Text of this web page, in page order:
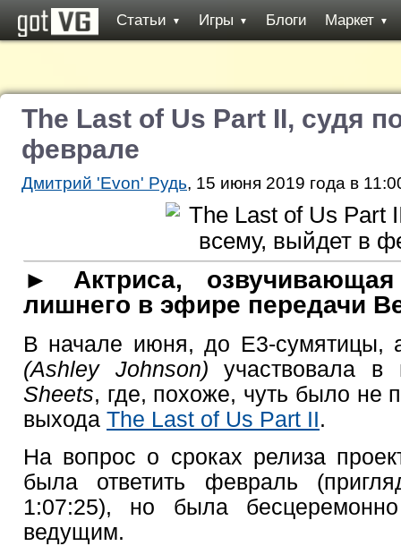
Статьи ▼ Игры ▼ Блоги Маркет ▼
The Last of Us Part II, судя
феврале
Дмитрий 'Evon' Рудь, 15 июня 2019 года в
► Актриса,
лишнего в эфире передачи
В начале июня, до E3-сумятицы,
(Ashley Johnson) участвовала в
Sheets, где, похоже, чуть было не
выхода The Last of Us Part II.
На вопрос о сроках релиза
была ответить февраль
1:07:25), но была
ведущим.